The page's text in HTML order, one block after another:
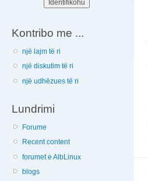
Kontribo me ...
një lajm të ri
një diskutim të ri
një udhëzues të ri
Lundrimi
Forume
Recent content
forumet e AlbLinux
blogs